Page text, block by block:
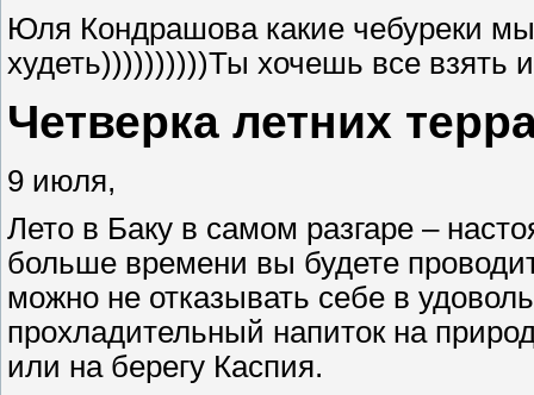
Юля Кондрашова какие чебуреки
худеть))))))))))Ты хочешь все взять
Четверка летних
9 июля,
Лето в Баку в самом разгаре –
больше времени вы будете
можно не отказывать себе в
прохладительный напиток на
или на берегу Каспия.